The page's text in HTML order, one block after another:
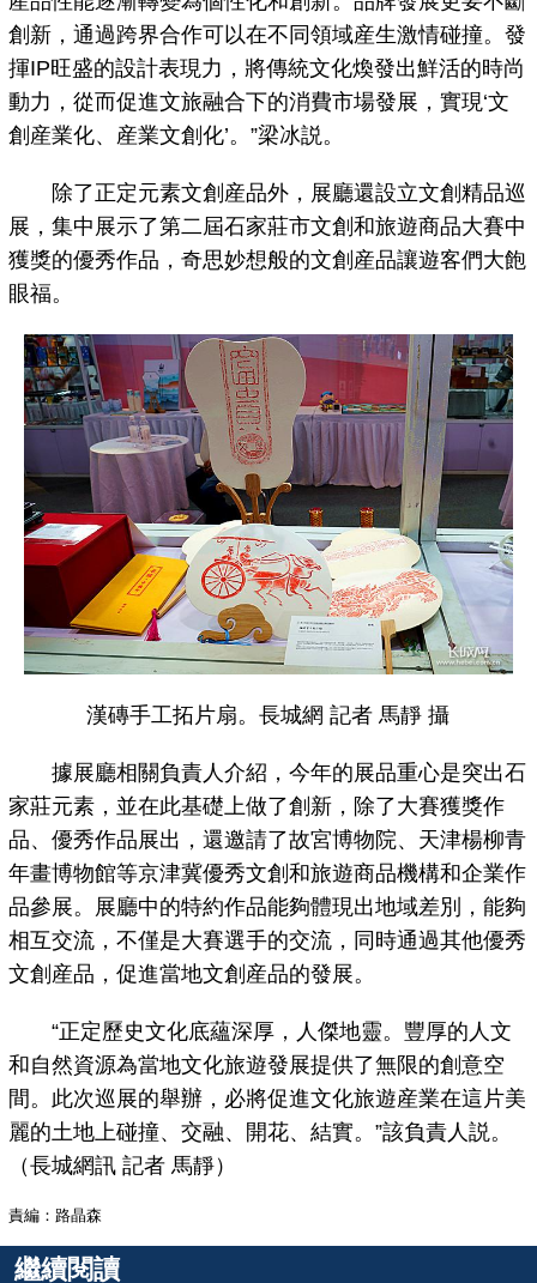
創新，通過跨界合作可以在不同領域産生激情碰撞。發
揮IP旺盛的設計表現力，將傳統文化煥發出鮮活的時尚
動力，從而促進文旅融合下的消費市場發展，實現‘文
創産業化、産業文創化’。”梁冰説。
除了正定元素文創産品外，展廳還設立文創精品巡
展，集中展示了第二屆石家莊市文創和旅遊商品大賽中
獲獎的優秀作品，奇思妙想般的文創産品讓遊客們大飽
眼福。
漢磚手工拓片扇。長城網 記者 馬靜 攝
據展廳相關負責人介紹，今年的展品重心是突出石
家莊元素，並在此基礎上做了創新，除了大賽獲獎作
品、優秀作品展出，還邀請了故宮博物院、天津楊柳青
年畫博物館等京津冀優秀文創和旅遊商品機構和企業作
品參展。展廳中的特約作品能夠體現出地域差別，能夠
相互交流，不僅是大賽選手的交流，同時通過其他優秀
文創産品，促進當地文創産品的發展。
“正定歷史文化底蘊深厚，人傑地靈。豐厚的人文
和自然資源為當地文化旅遊發展提供了無限的創意空
間。此次巡展的舉辦，必將促進文化旅遊産業在這片美
麗的土地上碰撞、交融、開花、結實。”該負責人説。
（長城網訊 記者 馬靜）
責編：路晶森
繼續閱讀